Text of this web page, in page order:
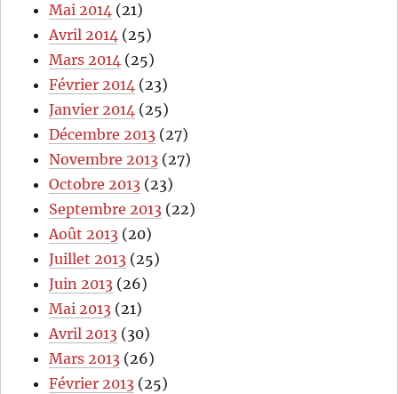
Mai 2014 (21)
Avril 2014 (25)
Mars 2014 (25)
Février 2014 (23)
Janvier 2014 (25)
Décembre 2013 (27)
Novembre 2013 (27)
Octobre 2013 (23)
Septembre 2013 (22)
Août 2013 (20)
Juillet 2013 (25)
Juin 2013 (26)
Mai 2013 (21)
Avril 2013 (30)
Mars 2013 (26)
Février 2013 (25)